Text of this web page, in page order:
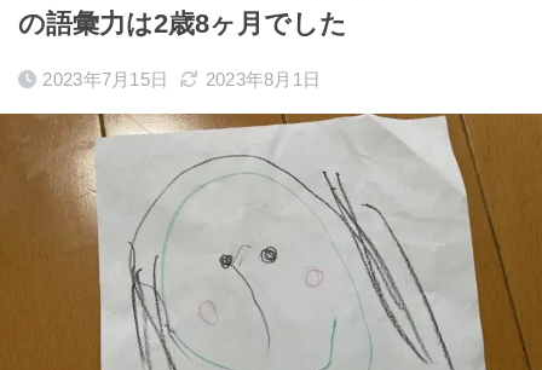
の語彙力は2歳8ヶ月でした
2023年7月15日 2023年8月1日